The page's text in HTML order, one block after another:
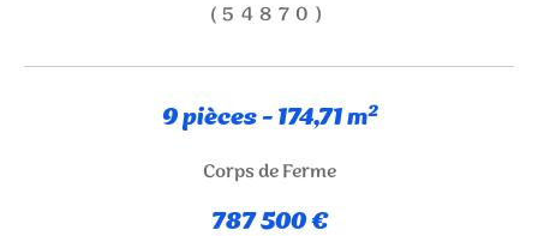
(54870)
9 pièces - 174,71 m²
Corps de Ferme
787 500 €
NOUVEAUTÉS